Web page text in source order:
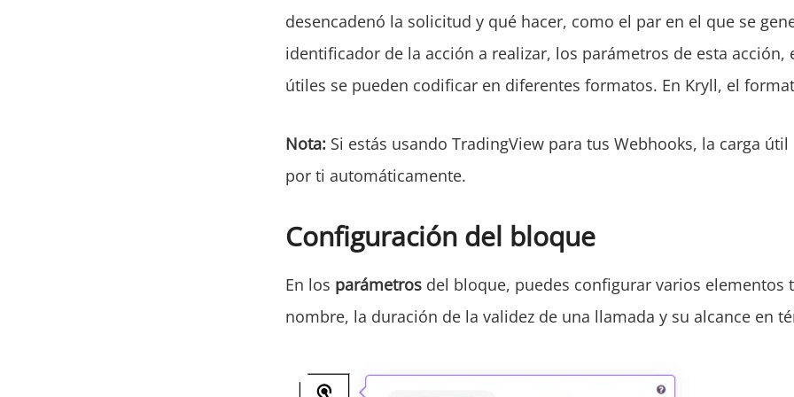
desencadenó la solicitud y qué hacer, como el par en el que se
identificador de la acción a realizar, los parámetros de esta acción,
útiles se pueden codificar en diferentes formatos. En Kryll, el
Nota: Si estás usando TradingView para tus Webhooks, la carga
por ti automáticamente.
Configuración del bloque
En los parámetros del bloque, puedes configurar varios elementos
nombre, la duración de la validez de una llamada y su alcance en